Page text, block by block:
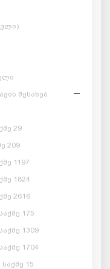
შესახებ
29
209
1197
1824
2616
175
1309
1704
15